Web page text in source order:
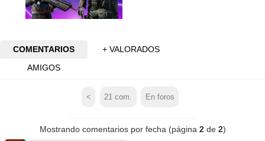
COMENTARIOS
+ VALORADOS
AMIGOS
< 21 com. En foros
Mostrando comentarios por fecha (página 2de 2)